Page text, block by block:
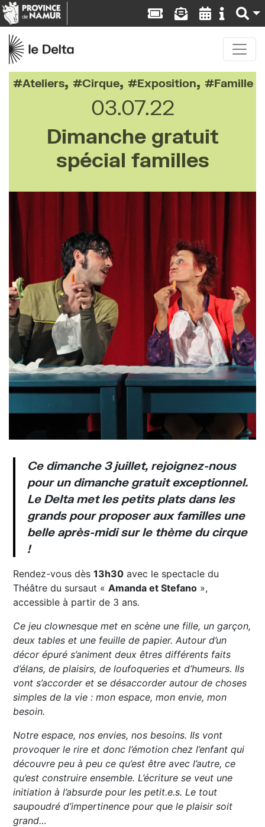
Ateliers, Cirque, Exposition, Famille
03.07.22
Dimanche gratuit
spécial familles
Ce dimanche 3 juillet, rejoignez-nous
pour un dimanche gratuit exceptionnel.
Le Delta met les petits plats dans les
grands pour proposer aux familles une
belle après-midi sur le thème du cirque
!
Rendez-vous dès13h30 avec le spectacle du
Théâtre du sursaut «Amanda et Stefano »,
accessible à partir de 3 ans.
Ce jeu clownesque met en scène une fille, un garçon,
deux tables et une feuille de papier. Autour d’un
décor épuré s’animent deux êtres différents faits
d’élans, de plaisirs, de loufoqueries et d’humeurs. Ils
vont s’accorder et se désaccorder autour de choses
simples de la vie : mon espace, mon envie, mon
besoin.
Notre espace, nos envies, nos besoins. Ils vont
provoquer le rire et donc l’émotion chez l’enfant qui
découvre peu à peu ce qu’est être avec l’autre, ce
qu’est construire ensemble. L’écriture se veut une
initiation à l’absurde pour les petit.e.s. Le tout
saupoudré d’impertinence pour que le plaisir soit
grand…